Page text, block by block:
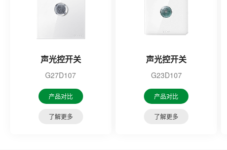
声光控开关
G27D107
产品对比
了解更多
声光控开关
G23D107
产品对比
了解更多